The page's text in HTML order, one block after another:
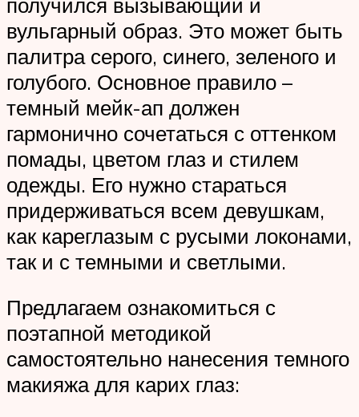
вульгарный образ. Это может быть
палитра серого, синего, зеленого и
голубого. Основное правило –
темный мейк-ап должен
гармонично сочетаться с оттенком
помады, цветом глаз и стилем
одежды. Его нужно стараться
придерживаться всем девушкам,
как кареглазым с русыми локонами,
так и с темными и светлыми.
Предлагаем ознакомиться с
поэтапной методикой
самостоятельно нанесения темного
макияжа для карих глаз: